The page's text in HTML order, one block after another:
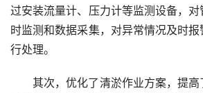
过安装流量计、压力计等监测设备，
时监测和数据采集，对异常情况及时
行处理。
其次，优化了清淤作业方案，提高